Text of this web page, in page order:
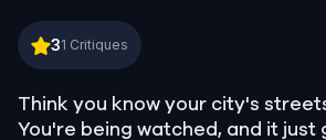
20 Cuts in Amsterdam
31 Critiques
Think you know your city's
You're being watched, and it just